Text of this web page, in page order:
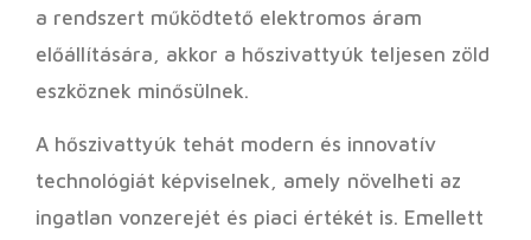
a rendszert működtető elektromos áram
előállítására, akkor a hőszivattyúk teljesen zöld
eszköznek minősülnek.
A hőszivattyúk tehát modern és innovatív
technológiát képviselnek, amely növelheti az
ingatlan vonzerejét és piaci értékét is. Emellett